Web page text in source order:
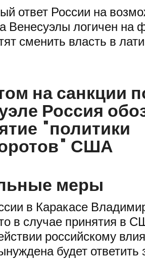
ответ России на
Венесуэлы логичен на
сменить власть в
меры
в Каракасе
в случае принятия в
российскому
будет ответить